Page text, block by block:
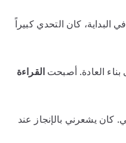
البداية، كان التحدي كبيراً
العادة. أصبحت القراءة
كان يشعرني بالإنجاز عند